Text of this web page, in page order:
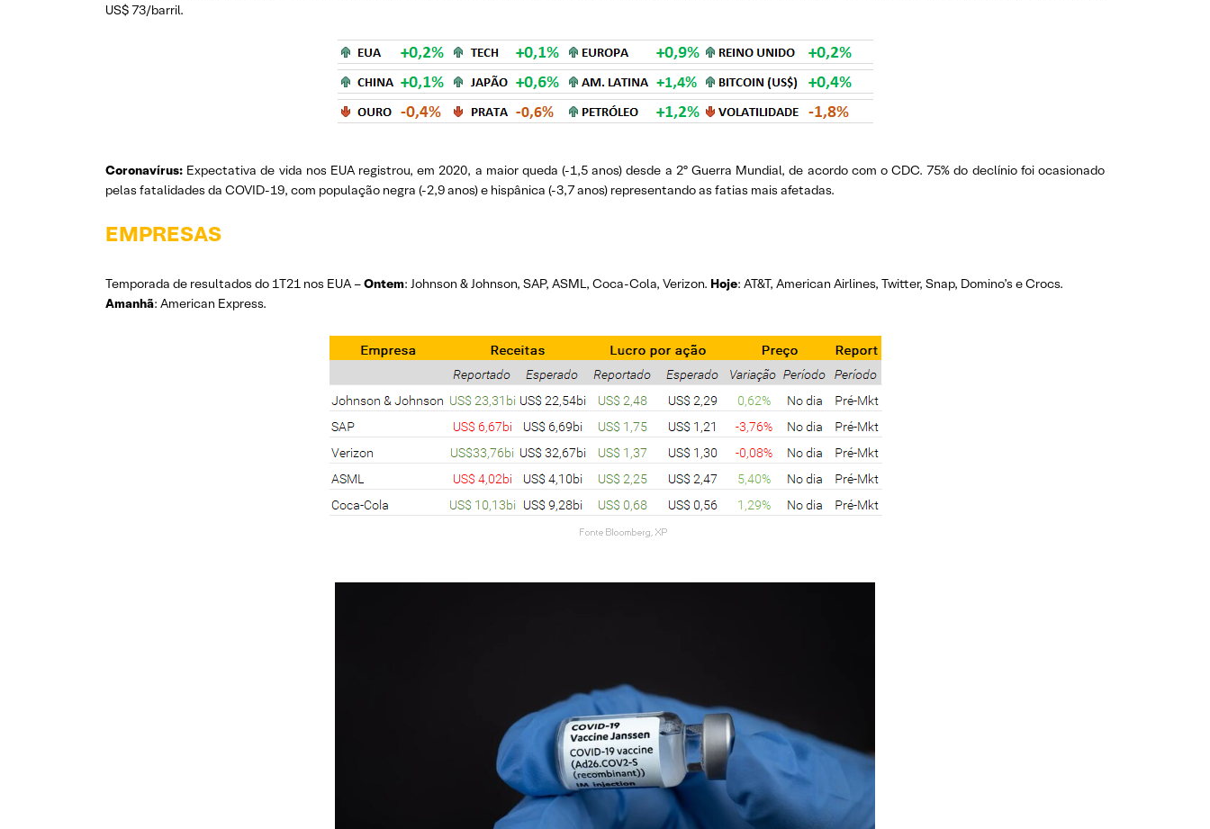
US$ 73/barril.
Coronavírus: Expectativa de vida nos EUA registrou, em 2020, a maior queda (-1,5 anos) desde a 2º Guerra Mundial, de acordo com o CDC. 75% do declínio foi ocasionado
pelas fatalidades da COVID-19, com população negra (-2,9 anos) e hispânica (-3,7 anos) representando as fatias mais afetadas.
EMPRESAS
Temporada de resultados do 1T21 nos EUA –Ontem: Johnson & Johnson, SAP, ASML, Coca-Cola, Verizon. Hoje: AT&T, American Airlines, Twitter, Snap, Domino’s e Crocs.
Amanhã: American Express.